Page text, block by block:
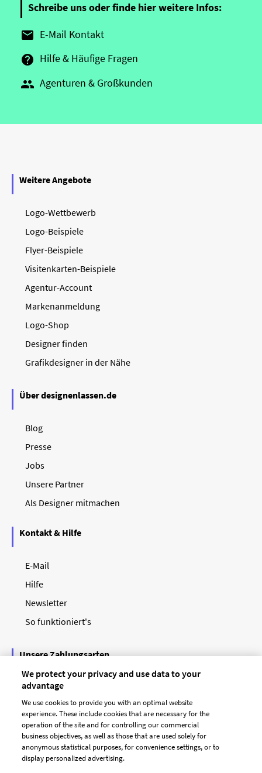
Schreibe uns oder finde hier weitere Infos:
 E-Mail Kontakt
 Hilfe & Häufige Fragen
 Agenturen & Großkunden
Weitere Angebote
Logo-Wettbewerb
Logo-Beispiele
Flyer-Beispiele
Visitenkarten-Beispiele
Agentur-Account
Markenanmeldung
Logo-Shop
Designer finden
Grafikdesigner in der Nähe
Über designenlassen.de
Blog
Presse
Jobs
Unsere Partner
Als Designer mitmachen
Kontakt & Hilfe
E-Mail
Hilfe
Newsletter
So funktioniert's
Unsere Zahlungsarten
We protect your privacy and use data to your
advantage
We use cookies to provide you with an optimal website
experience. These include cookies that are necessary for the
operation of the site and for controlling our commercial
business objectives, as well as those that are used solely for
anonymous statistical purposes, for convenience settings, or to
display personalized advertising.